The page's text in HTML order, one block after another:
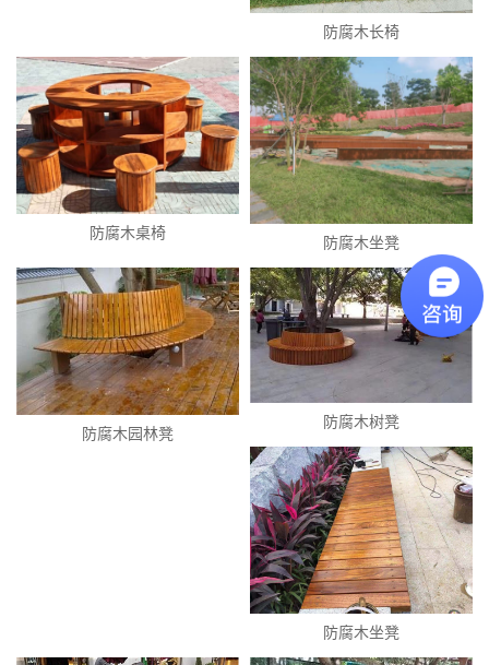
防腐木长椅
防腐木桌椅
防腐木坐凳
防腐木园林凳
防腐木树凳
防腐木坐凳